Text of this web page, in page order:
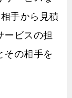
手から見積
ービスの担
その相手を